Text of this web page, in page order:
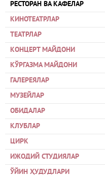
РЕСТОРАН ВА КАФЕЛАР
КИНОТЕАТРЛАР
ТЕАТРЛАР
КОНЦЕРТ МАЙДОНИ
КЎРГАЗМА МАЙДОНИ
ГАЛЕРЕЯЛАР
МУЗЕЙЛАР
ОБИДАЛАР
КЛУБЛАР
ЦИРК
ИЖОДИЙ СТУДИЯЛАР
ЎЙИН ҲУДУДЛАРИ